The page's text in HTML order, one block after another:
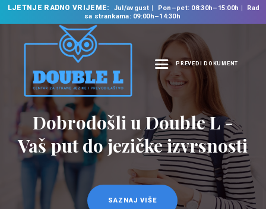
LJETNJE RADNO VRIJEME: Jul/avgust Pon–pet: 08:30h–15:00h
Rad
sa strankama: 09:00h–14:30h
PREVEDI DOKUMENT
NASLOVNA
O NAMA
NAŠE USLUGE
ŠKOLA STRANIH
JEZIKA
PREVODILAČKI BIRO
KURSEVI
Prevodilačke usluge
na 35 jezika
SAZNAJ VIŠE